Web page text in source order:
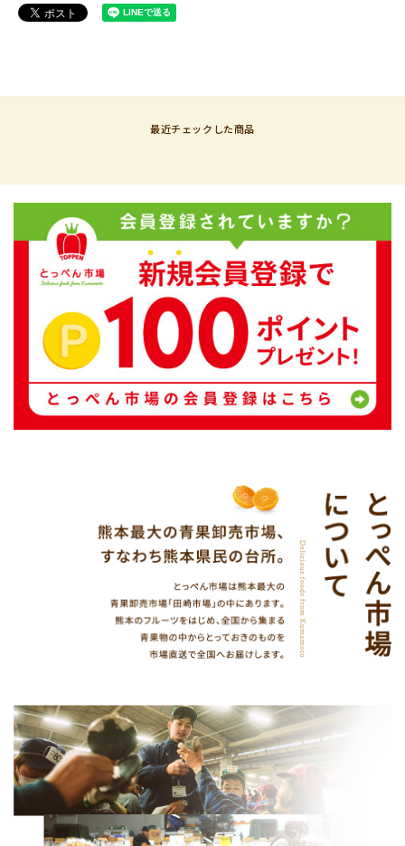
最近チェックした商品